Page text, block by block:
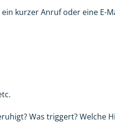
kurzer Anruf oder eine E-
Was triggert? Welche